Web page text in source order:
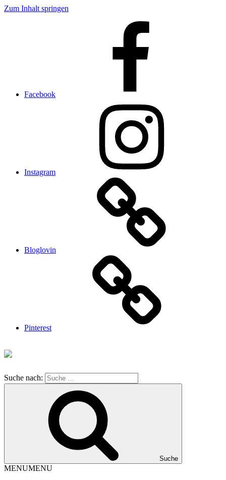
Zum Inhalt springen
Facebook
Instagram
Bloglovin
Pinterest
Suche nach:
Suche
MENUMENU